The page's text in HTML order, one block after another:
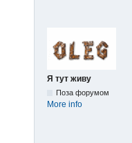
Я тут живу
Поза форумом
More info